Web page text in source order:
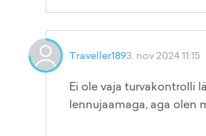
Traveller1893. nov 2024 11:15
Ei ole vaja turvakontrolli
lennujaamaga, aga olen